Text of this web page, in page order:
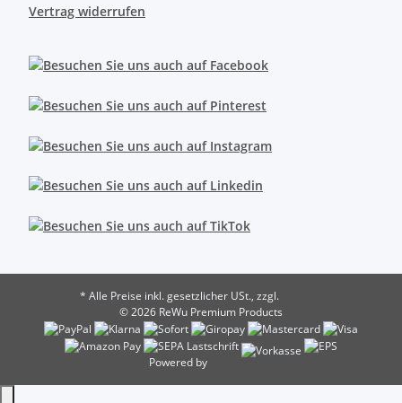
Vertrag widerrufen
* Alle Preise inkl. gesetzlicher USt., zzgl.
© 2026 ReWu Premium Products
Powered by JTL-Shop